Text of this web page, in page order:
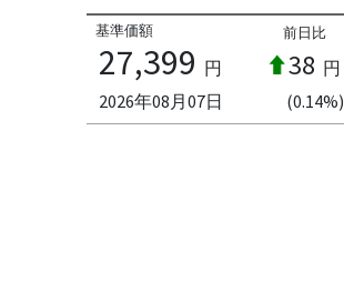
基準価額
27,399 円
2026年08月07日
前日比
38 円
(0.14%)